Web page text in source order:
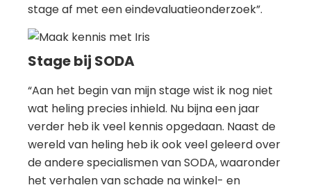
stage af met een eindevaluatieonderzoek”.
Stage bij SODA
“Aan het begin van mijn stage wist ik nog niet
wat heling precies inhield. Nu bijna een jaar
verder heb ik veel kennis opgedaan. Naast de
wereld van heling heb ik ook veel geleerd over
de andere specialismen van SODA, waaronder
het verhalen van schade na winkel- en